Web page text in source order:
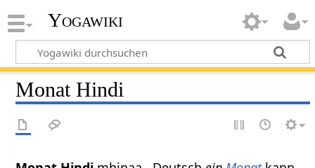
Yogawiki
Monat Hindi